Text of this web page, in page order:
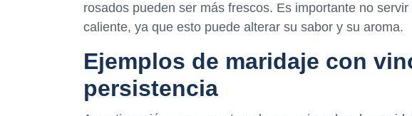
rosados pueden ser más frescos. Es importante no
caliente, ya que esto puede alterar su sabor y su aroma.
Ejemplos de maridaje con
persistencia